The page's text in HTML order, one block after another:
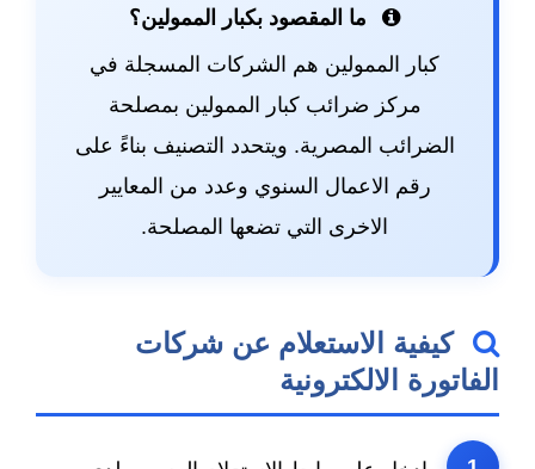
ما المقصود بكبار الممولين؟
كبار الممولين هم الشركات المسجلة في
مركز ضرائب كبار الممولين بمصلحة
الضرائب المصرية. ويتحدد التصنيف بناءً على
رقم الاعمال السنوي وعدد من المعايير
الاخرى التي تضعها المصلحة.
كيفية الاستعلام عن شركات
الفاتورة الالكترونية